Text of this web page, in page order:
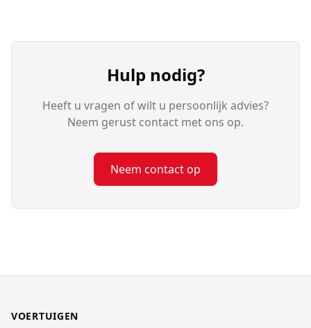
Hulp nodig?
Heeft u vragen of wilt u persoonlijk advies?
Neem gerust contact met ons op.
Neem contact op
VOERTUIGEN